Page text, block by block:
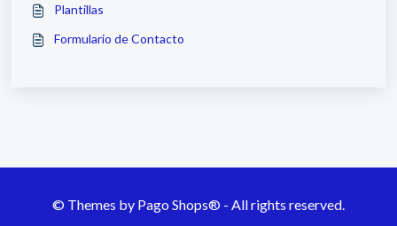
Plantillas
Formulario de Contacto
© Themes by Pago Shops® - All rights reserved.